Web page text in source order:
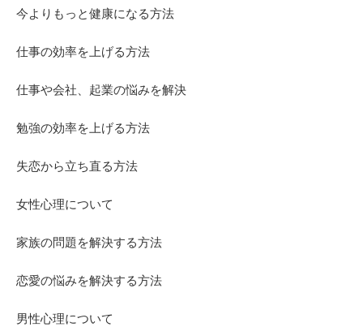
今よりもっと健康になる方法
仕事の効率を上げる方法
仕事や会社、起業の悩みを解決
勉強の効率を上げる方法
失恋から立ち直る方法
女性心理について
家族の問題を解決する方法
恋愛の悩みを解決する方法
男性心理について